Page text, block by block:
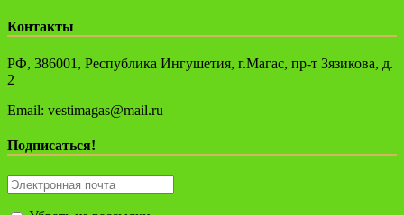
Контакты
РФ, 386001, Республика Ингушетия, г.Магас, пр-т Зязикова, д.
2
Email: vestimagas@mail.ru
Подписаться!